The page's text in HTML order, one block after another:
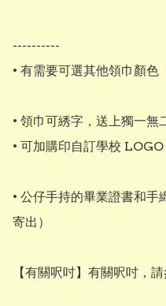
----------
• 有需要可選其他領巾顏
• 領巾可綉字，送上獨一
• 可加購印自訂學校
• 公仔手持的畢業證書和
寄出）
【有關呎吋】有關呎吋，請